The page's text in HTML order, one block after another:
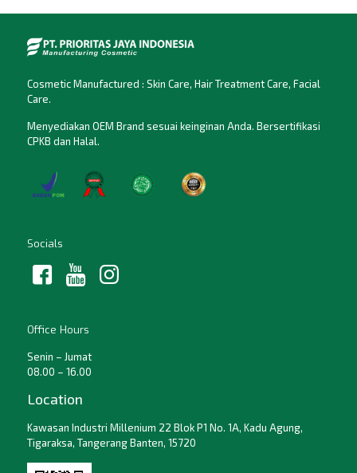
Cosmetic Manufactured : Skin Care, Hair Treatment Care, Facial
Care.
Menyediakan OEM Brand sesuai keinginan Anda. Bersertifikasi
CPKB dan Halal.
Socials
Office Hours
Senin – Jumat
08.00 – 16.00
Location
Kawasan Industri Millenium 22 Blok P1 No. 1A, Kadu Agung,
Tigaraksa, Tangerang Banten, 15720